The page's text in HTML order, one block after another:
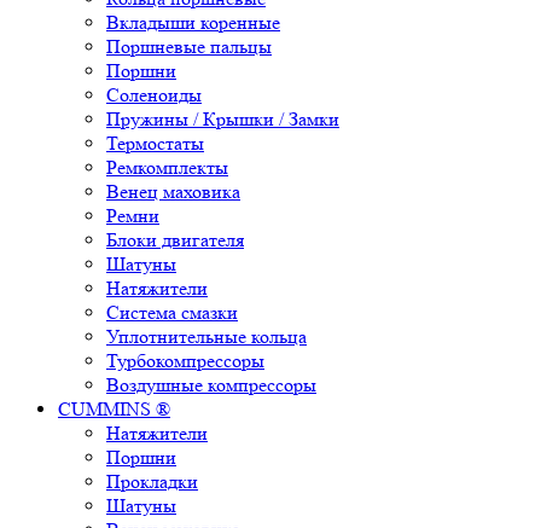
Вкладыши коренные
Поршневые пальцы
Поршни
Соленоиды
Пружины / Крышки / Замки
Термостаты
Ремкомплекты
Венец маховика
Ремни
Блоки двигателя
Шатуны
Натяжители
Система смазки
Уплотнительные кольца
Турбокомпрессоры
Воздушные компрессоры
CUMMINS ®
Натяжители
Поршни
Прокладки
Шатуны